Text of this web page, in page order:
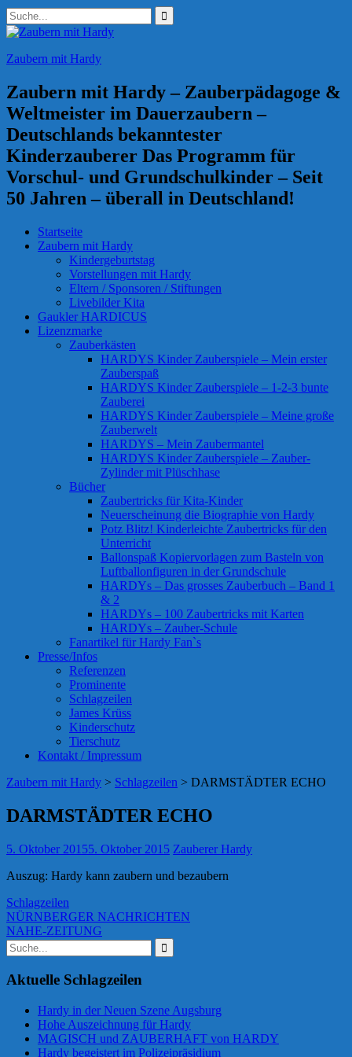
Zum
Inhalt
springen
Suchen
nach:
Zaubern mit Hardy
Zaubern mit Hardy – Zauberpädagoge &
Weltmeister im Dauerzaubern –
Deutschlands bekanntester
Kinderzauberer Das Programm für
Vorschul- und Grundschulkinder – Seit
50 Jahren – überall in Deutschland!
Startseite
Zaubern mit Hardy
Kindergeburtstag
Vorstellungen mit Hardy
Eltern / Sponsoren / Stiftungen
Livebilder Kita
Gaukler HARDICUS
Lizenzmarke
Zauberkästen
HARDYS Kinder Zauberspiele – Mein erster
Zauberspaß
HARDYS Kinder Zauberspiele – 1-2-3 bunte
Zauberei
HARDYS Kinder Zauberspiele – Meine große
Zauberwelt
HARDYS – Mein Zaubermantel
HARDYS Kinder Zauberspiele – Zauber-
Zylinder mit Plüschhase
Bücher
Zaubertricks für Kita-Kinder
Neuerscheinung die Biographie von Hardy
Potz Blitz! Kinderleichte Zaubertricks für den
Unterricht
Ballonspaß Kopiervorlagen zum Basteln von
Luftballonfiguren in der Grundschule
HARDYs – Das grosses Zauberbuch – Band 1
& 2
HARDYs – 100 Zaubertricks mit Karten
HARDYs – Zauber-Schule
Fanartikel für Hardy Fan`s
Presse/Infos
Referenzen
Prominente
Schlagzeilen
James Krüss
Kinderschutz
Tierschutz
Kontakt / Impressum
Zaubern mit Hardy > Schlagzeilen > DARMSTÄDTER ECHO
DARMSTÄDTER ECHO
5. Oktober 20155. Oktober 2015 Zauberer Hardy
Auszug: Hardy kann zaubern und bezaubern
Schlagzeilen
Beitragsnavigation
NÜRNBERGER NACHRICHTEN
NAHE-ZEITUNG
Suchen
nach:
Aktuelle Schlagzeilen
Hardy in der Neuen Szene Augsburg
Hohe Auszeichnung für Hardy
MAGISCH und ZAUBERHAFT von HARDY
Hardy begeistert im Polizeipräsidium